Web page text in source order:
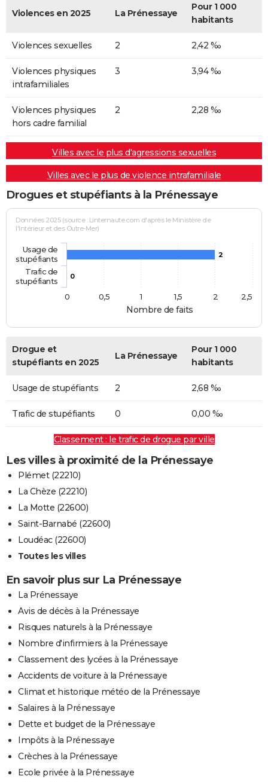
Violences en 2025 La Prénessaye
Pour 1 000
habitants
Violences sexuelles 2 2,42 ‰
Violences physiques
intrafamiliales
3 3,94 ‰
Violences physiques
hors cadre familial
2 2,28 ‰
Villes avec le plus d'agressions sexuelles
Villes avec le plus de violence intrafamiliale
Drogues et stupéfiants à la Prénessaye
Nombre de faits
Données 2025 (source : Linternaute.com d'après le Ministère de
l'Intérieur et des Outre-Mer)
2
0
Usage de
stupéfiants
Trafic de
stupéfiants
0
0,5 1 1,5 2 2,5
Drogue et
stupéfiants en 2025
La Prénessaye
Pour 1 000
habitants
Usage de stupéfiants 2 2,68 ‰
Trafic de stupéfiants 0 0,00 ‰
Classement : le trafic de drogue par ville
Les villes à proximité de la Prénessaye
Plémet (22210)
La Chèze (22210)
La Motte (22600)
Saint-Barnabé (22600)
Loudéac (22600)
Toutes les villes
En savoir plus sur La Prénessaye
La Prénessaye
Avis de décès à la Prénessaye
Risques naturels à la Prénessaye
Nombre d'infirmiers à la Prénessaye
Classement des lycées à la Prénessaye
Accidents de voiture à la Prénessaye
Climat et historique météo de la Prénessaye
Salaires à la Prénessaye
Dette et budget de la Prénessaye
Impôts à la Prénessaye
Crèches à la Prénessaye
Ecole privée à la Prénessaye